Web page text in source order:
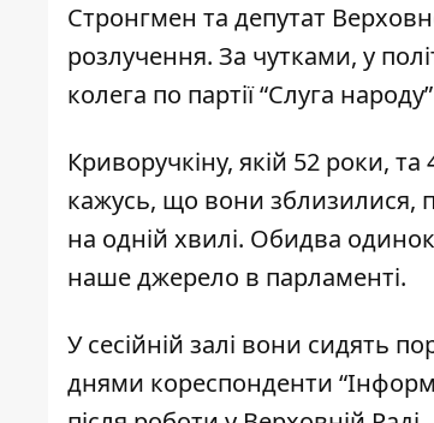
Стронгмен та депутат
розлучення. За чутками, у
колега по партії“Слуга
Криворучкіну, якій 52 роки,
кажусь, що вони зблизилися,
на одній хвилі. Обидва
наше джерело в парламенті.
У сесійній залі вони сидять
днями кореспонденти